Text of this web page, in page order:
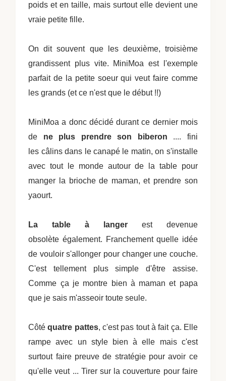
poids et en taille, mais surtout elle devient une
vraie petite fille.
On dit souvent que les deuxième, troisième
grandissent plus vite. MiniMoa est l'exemple
parfait de la petite soeur qui veut faire comme
les grands (et ce n'est que le début !!)
MiniMoa a donc décidé durant ce dernier mois
de ne plus prendre son biberon .... fini
les câlins dans le canapé le matin, on s'installe
avec tout le monde autour de la table pour
manger la brioche de maman, et prendre son
yaourt.
La table à langerest devenue
obsolète également. Franchement quelle idée
de vouloir s'allonger pour changer une couche.
C'est tellement plus simple d'être assise.
Comme ça je montre bien à maman et papa
que je sais m'asseoir toute seule.
Côté quatre pattes, c'est pas tout à fait ça. Elle
rampe avec un style bien à elle mais c'est
surtout faire preuve de stratégie pour avoir ce
qu'elle veut ... Tirer sur la couverture pour faire